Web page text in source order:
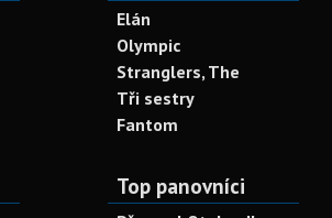
Elán
Olympic
Stranglers, The
Tři sestry
Fantom
Top panovníci